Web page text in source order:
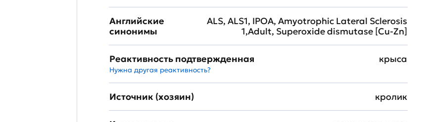
Английские
синонимы
ALS, ALS1, IPOA, Amyotrophic Lateral Sclerosis
1,Adult, Superoxide dismutase [Cu-Zn]
Реактивность подтвержденная
Нужна другая реактивность?
крыса
Источник (хозяин) кролик